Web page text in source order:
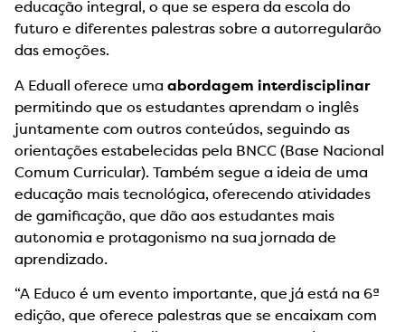
educação integral, o que se espera da escola do
futuro e diferentes palestras sobre a autorregularão
das emoções.
A Eduall oferece uma abordagem interdisciplinar
permitindo que os estudantes aprendam o inglês
juntamente com outros conteúdos, seguindo as
orientações estabelecidas pela BNCC (Base Nacional
Comum Curricular). Também segue a ideia de uma
educação mais tecnológica, oferecendo atividades
de gamificação, que dão aos estudantes mais
autonomia e protagonismo na sua jornada de
aprendizado.
“A Educo é um evento importante, que já está na 6ª
edição, que oferece palestras que se encaixam com